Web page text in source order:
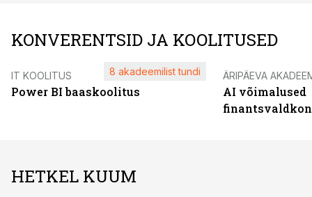
KONVERENTSID JA KOOLITUSED
IT KOOLITUS
Power BI baaskoolitus
8 akadeemilist tundi ÄRIPÄEVA
AI võimalused
HETKEL KUUM